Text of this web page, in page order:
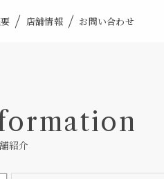
店舗情報
お問い合わせ
紹介